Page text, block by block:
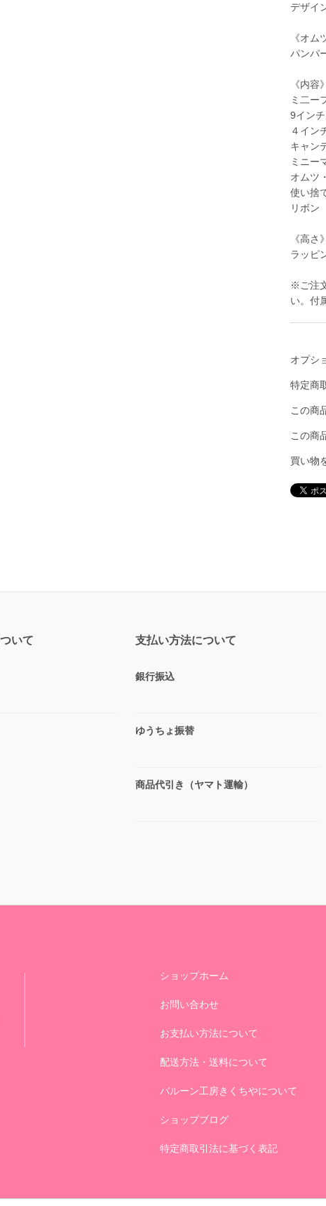
デザイ
《オム
パンパ
《内容》
ミ二ー
9イン
４イン
キャン
ミニー
オムツ
使い捨
リボン
《高さ》
ラッピ
※ご注
い。付
オプシ
特定商
この商
この商
買い物
いて 支払い方法について
銀行振込
ゆうちょ振替
商品代引き（ヤマト運輸）
ショップホーム
お問い合わせ
お支払い方法について
配送方法・送料について
バルーン工房きくちやについて
ショップブログ
特定商取引法に基づく表記